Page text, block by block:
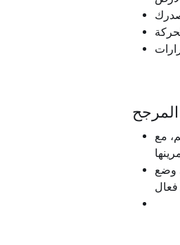
المرجح
مع
وضع